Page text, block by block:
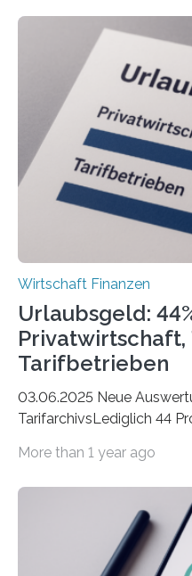
ist demnach Berlin.
der Freiberuflerinnen, so
Berlin starteten in 2024
eigene freiberufliche
Städte Hamburg,
hingegen die
der freiberuflichen
Wirtschaft Finanzen
Urlaubsgeld:
Privatwirtschaft,
Tarifbetrieben
03.06.2025 Neue
TarifarchivsLediglich 44
tarifgebundenen
Unterkünfte fast überall
viele Beschäftigte ist
Juli ausgezahlte
sich den wohlverdienten
More than 1 year ago